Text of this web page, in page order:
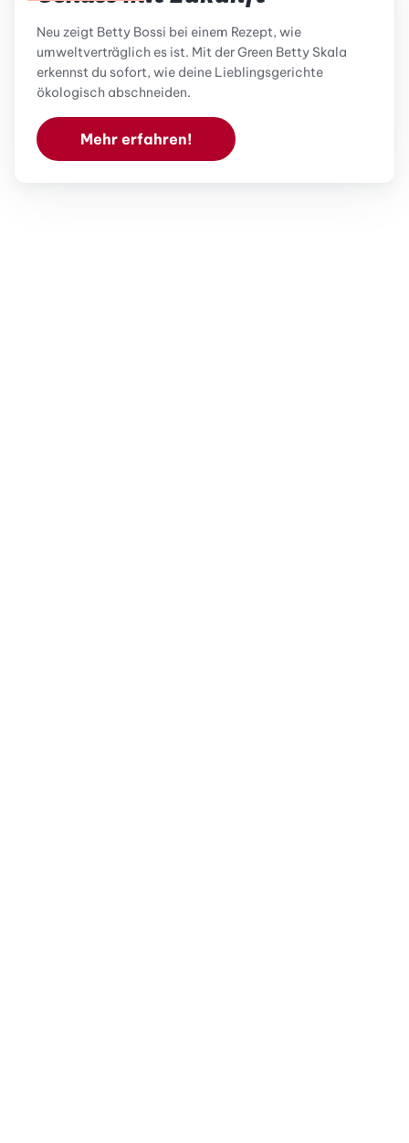
Neu zeigt Betty Bossi bei einem Rezept, wie
umweltverträglich es ist. Mit der Green Betty Skala
erkennst du sofort, wie deine Lieblingsgerichte
ökologisch abschneiden.
Mehr erfahren!